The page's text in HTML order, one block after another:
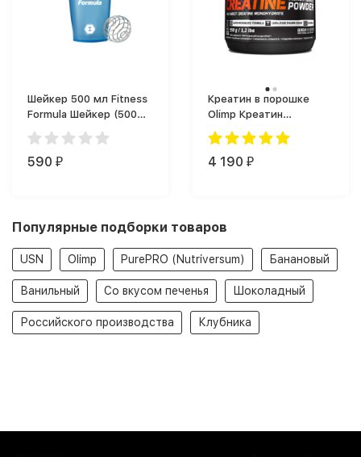
Шейкер 500 мл Fitness
Formula Шейкер (500
мл)
590 ₽
Креатин в порошке
Olimp Креатин
Моногидрат Олимп
(550 г)
4 190 ₽
Популярные подборки товаров
USN Olimp PurePRO (Nutriversum) Банановый
Ванильный Со вкусом печенья Шоколадный
Российского производства Клубника